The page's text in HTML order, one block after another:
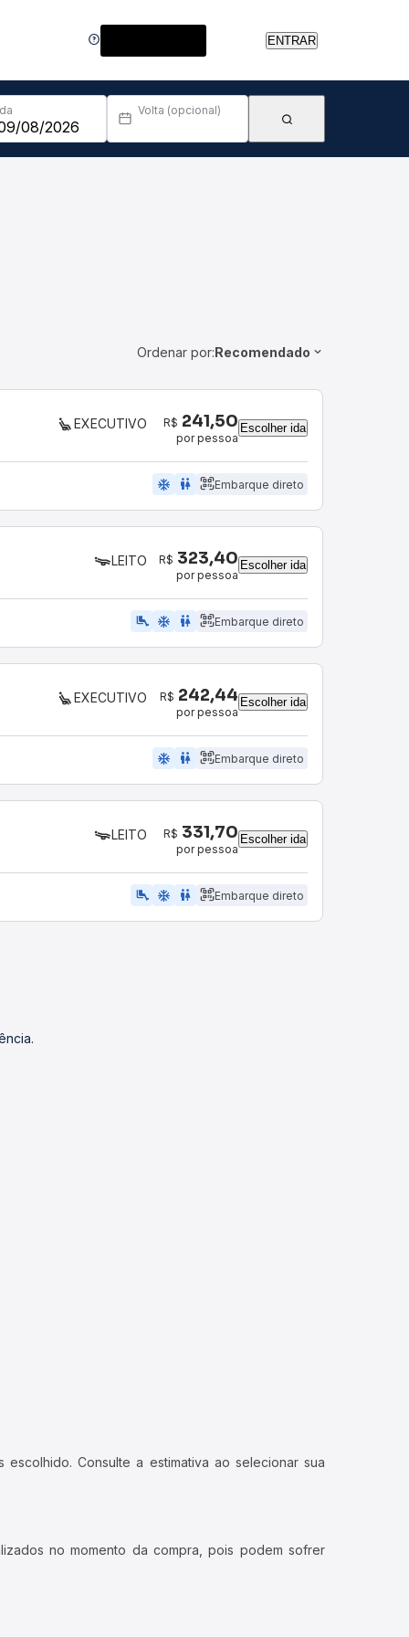
ENTRAR
Volta (opcional)
Ordenar por:Recomendado
EXECUTIVO R$ 241,50
por pessoa
Escolher ida
ac_unit wc Embarque direto
LEITO R$ 323,40
por pessoa
Escolher ida
airline_seat_legroom_extra ac_unit wc Embarque direto
EXECUTIVO R$ 242,44
por pessoa
Escolher ida
ac_unit wc Embarque direto
LEITO R$ 331,70
por pessoa
Escolher ida
airline_seat_legroom_extra ac_unit wc Embarque direto
Consulte a estimativa ao selecionar sua
no momento da compra, pois podem sofrer